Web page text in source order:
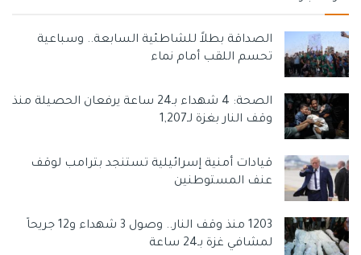
ساسون ” المسؤولة عن تنظيم الجداول الزمنية لرئيس الوزراء
الإسرائيلي..
حكومة صحيفة غزة بوست
الصداقة بطلاً للشاطئية السابعة.. وسباعية
تحسم اللقب أمام نماء
الصحة: 4 شهداء بـ24 ساعة يرفعان الحصيلة منذ
وقف النار بغزة لـ1,207
قيادات أمنية إسرائيلية تستنجد بترامب لوقف
عنف المستوطنين
1203 منذ وقف النار.. وصول 3 شهداء و12 جريحاً
لمشافي غزة بـ24 ساعة